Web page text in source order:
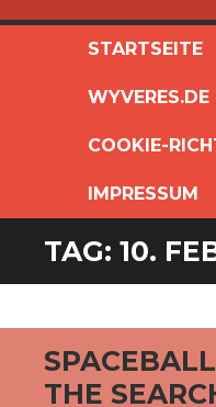
SPRINGEN
STARTSEITE
WYVERES.DE
COOKIE-
IMPRESSUM
TAG: 10.
THE